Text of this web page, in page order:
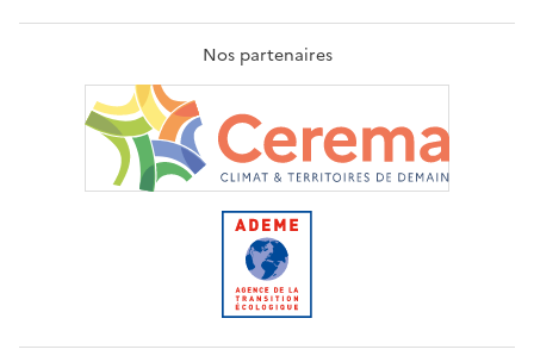
Nos partenaires